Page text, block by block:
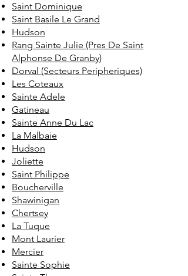
Saint Dominique
Saint Basile Le Grand
Hudson
Rang Sainte Julie (Pres De Saint
Alphonse De Granby)
Dorval (Secteurs Peripheriques)
Les Coteaux
Sainte Adele
Gatineau
Sainte Anne Du Lac
La Malbaie
Hudson
Joliette
Saint Philippe
Boucherville
Shawinigan
Chertsey
La Tuque
Mont Laurier
Mercier
Sainte Sophie